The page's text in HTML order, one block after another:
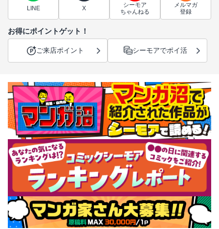
LINE X
シーモア
ちゃんねる
メルマガ
登録
お得にポイントゲット！
ご来店ポイント シーモアでポイ活